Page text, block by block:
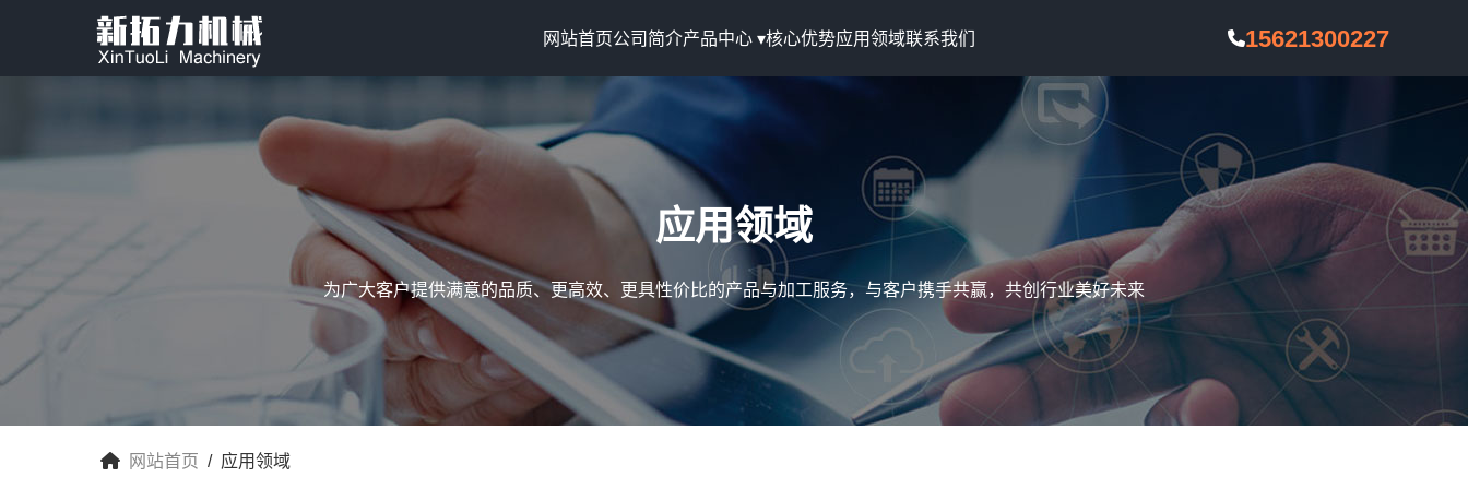
网站首页公司简介产品中心 ▾核心优势应用领域联系我们 15621300227
应用领域
为广大客户提供满意的品质、更高效、更具性价比的产品与加工服务，与客户携手共赢，共创行业美好未来
网站首页 / 应用领域